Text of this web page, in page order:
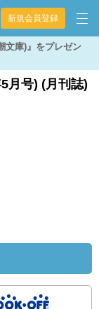
新規会員登録
文庫)』をプレゼン
月号) (月刊誌)